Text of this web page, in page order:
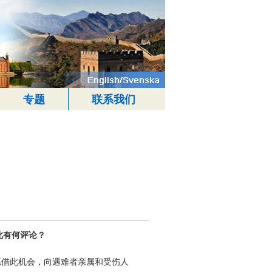
专题 联系我们
何评论？
此机会，向遇难者亲属和受伤人